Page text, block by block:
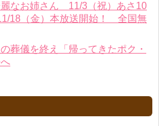
麗なお姉さん 11/3（祝）あさ10
18（金）本放送開始！ 全国無
葬儀を終え「帰ってきたポク・